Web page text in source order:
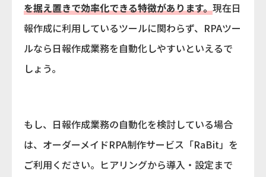
を据え置きで効率化できる特徴があります。現在日
報作成に利用しているツールに関わらず、RPAツー
ルなら日報作成業務を自動化しやすいといえるで
しょう。
もし、日報作成業務の自動化を検討している場合
は、オーダーメイドRPA制作サービス「RaBit」を
ご利用ください。ヒアリングから導入・設定まで